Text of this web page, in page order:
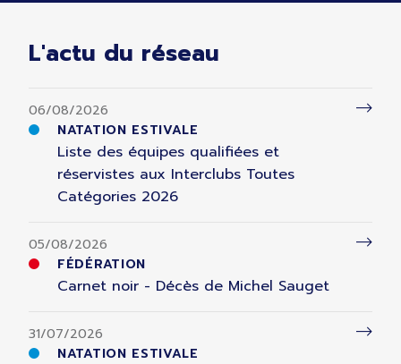
L'actu du réseau
06/08/2026
NATATION ESTIVALE
Liste des équipes qualifiées et
réservistes aux Interclubs Toutes
Catégories 2026
05/08/2026
FÉDÉRATION
Carnet noir - Décès de Michel Sauget
31/07/2026
NATATION ESTIVALE